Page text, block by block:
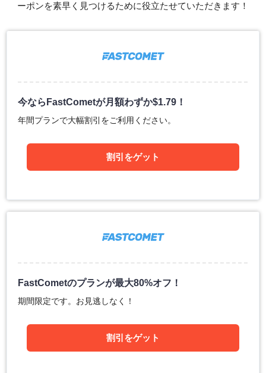
ーポンを素早く見つけるために役立たせていただきます！
今ならFastCometが月額わずか$1.79 ！
年間プランで大幅割引をご利用ください。
割引をゲット
FastCometのプランが最大80%オフ！
期間限定です。お見逃しなく！
割引をゲット